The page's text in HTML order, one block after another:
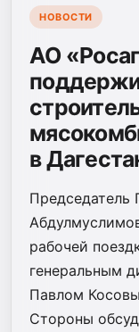
НОВОСТИ
АО
в
Председатель
рабочей
генеральным
Павлом
Стороны